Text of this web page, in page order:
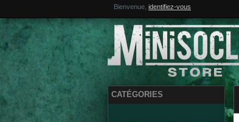
Bienvenue, identifiez-vous
CATÉGORIES